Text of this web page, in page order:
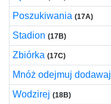
Poszukiwania (17A)
Stadion (17B)
Zbiórka (17C)
Mnóż odejmuj dodawaj
Wodzirej (18B)